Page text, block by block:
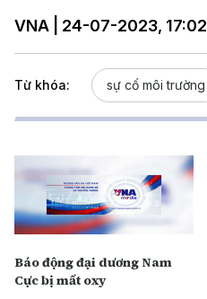
VNA | 24-07-2023, 17:02
Từ khóa: sự cố môi trường
Báo động đại dương Nam
Cực bị mất oxy